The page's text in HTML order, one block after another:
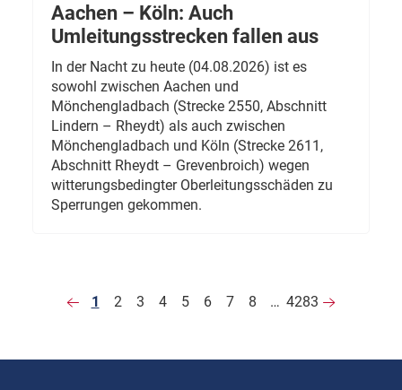
Aachen – Köln: Auch
Umleitungsstrecken fallen aus
In der Nacht zu heute (04.08.2026) ist es
sowohl zwischen Aachen und
Mönchengladbach (Strecke 2550, Abschnitt
Lindern – Rheydt) als auch zwischen
Mönchengladbach und Köln (Strecke 2611,
Abschnitt Rheydt – Grevenbroich) wegen
witterungsbedingter Oberleitungsschäden zu
Sperrungen gekommen.
1 2 3 4 5 6 7 8 … 4283